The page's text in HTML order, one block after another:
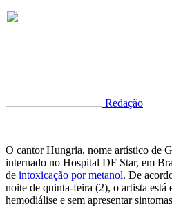
Redação
O cantor Hungria, nome artístico de
internado no Hospital DF Star, em
de intoxicação por metanol. De
noite de quinta-feira (2), o artista está
hemodiálise e sem apresentar